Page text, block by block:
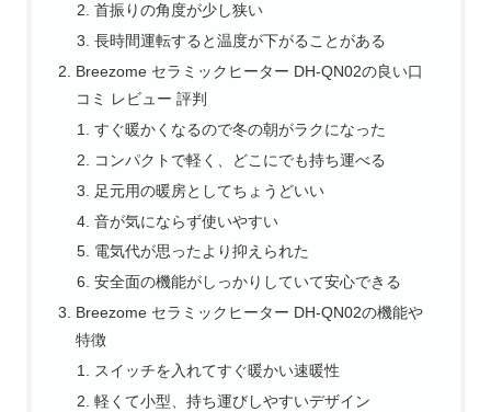
首振りの角度が少し狭い
長時間運転すると温度が下がることがある
Breezome セラミックヒーター DH-QN02の良い口
コミ レビュー 評判
すぐ暖かくなるので冬の朝がラクになった
コンパクトで軽く、どこにでも持ち運べる
足元用の暖房としてちょうどいい
音が気にならず使いやすい
電気代が思ったより抑えられた
安全面の機能がしっかりしていて安心できる
Breezome セラミックヒーター DH-QN02の機能や
特徴
スイッチを入れてすぐ暖かい速暖性
軽くて小型、持ち運びしやすいデザイン